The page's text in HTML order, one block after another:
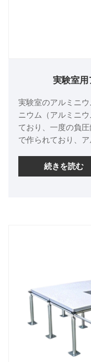
実験室用
実験室のアルミニ
ニウム（アルミニ
ており、一度の負
で作られており、
性が良く、耐火性
いう特徴がありま
続きを読む